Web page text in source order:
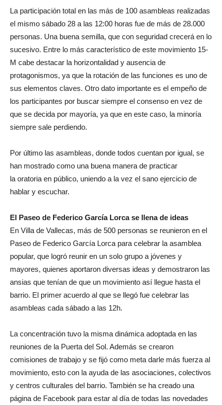
La participación total en las más de 100 asambleas realizadas
el mismo sábado 28 a las 12:00 horas fue de más de 28.000
personas. Una buena semilla, que con seguridad crecerá en lo
sucesivo. Entre lo más característico de este movimiento 15-
M cabe destacar la horizontalidad y ausencia de
protagonismos, ya que la rotación de las funciones es uno de
sus elementos claves. Otro dato importante es el empeño de
los participantes por buscar siempre el consenso en vez de
que se decida por mayoría, ya que en este caso, la minoría
siempre sale perdiendo.
Por último las asambleas, donde todos cuentan por igual, se
han mostrado como una buena manera de practicar
la oratoria en público, uniendo a la vez el sano ejercicio de
hablar y escuchar.
El Paseo de Federico García Lorca se llena de ideas
En Villa de Vallecas, más de 500 personas se reunieron en el
Paseo de Federico García Lorca para celebrar la asamblea
popular, que logró reunir en un solo grupo a jóvenes y
mayores, quienes aportaron diversas ideas y demostraron las
ansias que tenían de que un movimiento así llegue hasta el
barrio. El primer acuerdo al que se llegó fue celebrar las
asambleas cada sábado a las 12h.
La concentración tuvo la misma dinámica adoptada en las
reuniones de la Puerta del Sol. Además se crearon
comisiones de trabajo y se fijó como meta darle más fuerza al
movimiento, esto con la ayuda de las asociaciones, colectivos
y centros culturales del barrio. También se ha creado una
página de Facebook para estar al día de todas las novedades